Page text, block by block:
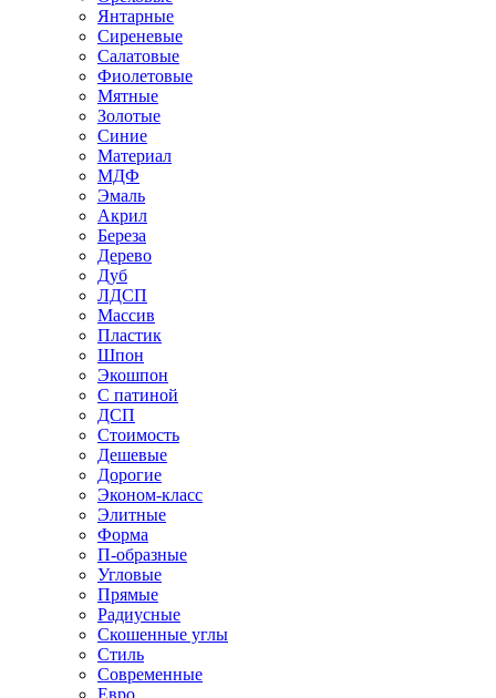
Янтарные
Сиреневые
Салатовые
Фиолетовые
Мятные
Золотые
Синие
Материал
МДФ
Эмаль
Акрил
Береза
Дерево
Дуб
ЛДСП
Массив
Пластик
Шпон
Экошпон
С патиной
ДСП
Стоимость
Дешевые
Дорогие
Эконом-класс
Элитные
Форма
П-образные
Угловые
Прямые
Радиусные
Скошенные углы
Стиль
Современные
Евро